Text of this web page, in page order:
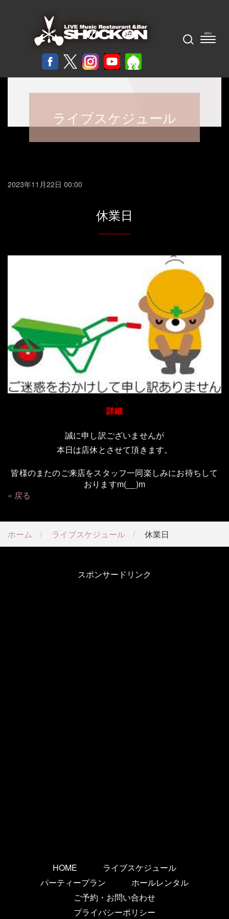
ライブスケジュール
2023年11月22日 00:00
休業日
詳細
誠に申し訳ございませんが
本日は店休とさせて頂きます。
皆様のまたのご来店をスタッフ一同楽しみにお待ちして
おりますm(__)m
戻る
ホーム ライブスケジュール 休業日
スポンサードリンク
HOME
ライブスケジュール
パーティープラン
ホールレンタル
ご予約・お問い合わせ
プライバシーポリシー